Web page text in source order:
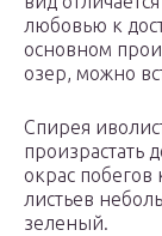
любовью к
основном
озер, можно
Спирея
произрастать
окрас
листьев
зеленый.